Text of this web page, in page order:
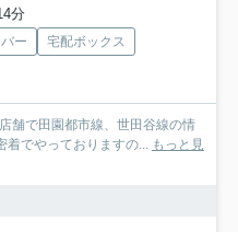
分
ー
宅配ボックス
舗で田園都市線、世田谷線の情
着でやっておりますの... もっと見